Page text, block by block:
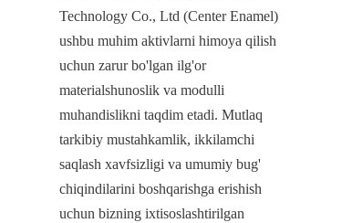
Technology Co., Ltd (Center Enamel)
ushbu muhim aktivlarni himoya qilish
uchun zarur bo'lgan ilg'or
materialshunoslik va modulli
muhandislikni taqdim etadi. Mutlaq
tarkibiy mustahkamlik, ikkilamchi
saqlash xavfsizligi va umumiy bug'
chiqindilarini boshqarishga erishish
uchun bizning ixtisoslashtirilgan